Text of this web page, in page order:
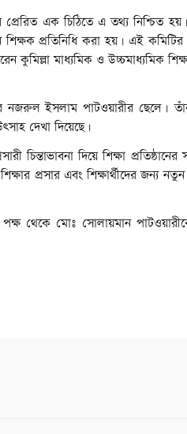
প্রেরিত এক চিঠিতে এ তথ্য নিশ্চিত
প্রতিনিধি করা হয়। এই
কুমিল্লা মাধ্যমিক ও উচ্চমাধ্যমিক
নজরুল ইসলাম পাটওয়ারীর ছেলে।
দেখা দিয়েছে।
দিয়ে শিক্ষা প্রতিষ্ঠানের
প্রসার এবং শিক্ষার্থীদের জন্য
পক্ষ থেকে মোঃ সোলায়মান